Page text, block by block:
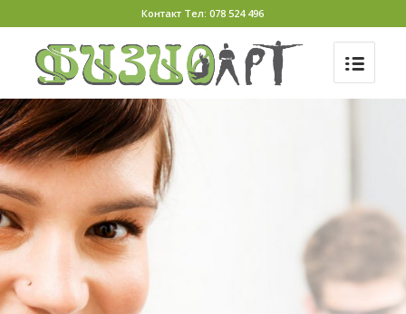
Контакт Тел: 078 524 496